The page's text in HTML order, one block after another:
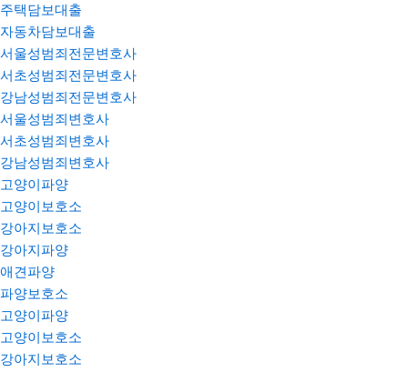
주택담보대출
자동차담보대출
서울성범죄전문변호사
서초성범죄전문변호사
강남성범죄전문변호사
서울성범죄변호사
서초성범죄변호사
강남성범죄변호사
고양이파양
고양이보호소
강아지보호소
강아지파양
애견파양
파양보호소
고양이파양
고양이보호소
강아지보호소